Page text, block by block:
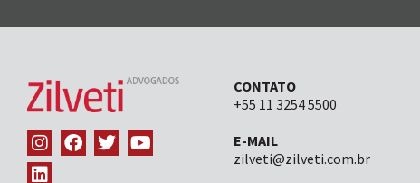
CONTATO
+55 11 3254 5500
E-MAIL
zilveti@zilveti.com.br